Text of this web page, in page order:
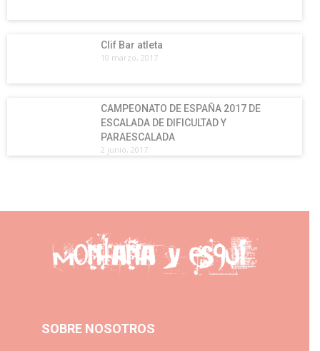
Clif Bar atleta
10 marzo, 2017
CAMPEONATO DE ESPAÑA 2017 DE
ESCALADA DE DIFICULTAD Y
PARAESCALADA
2 junio, 2017
SOBRE NOSOTROS